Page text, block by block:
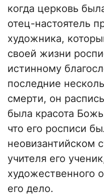
когда церковь
отец-настоятель
художника,
своей жизни
истинному
последние
смерти, он
была красота
что его росписи
неовизантийском
учителя его
художественного
его дело.